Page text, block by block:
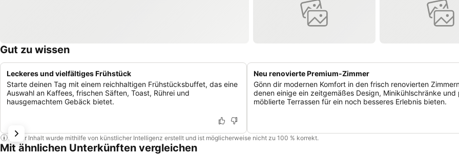
Gut zu wissen
Leckeres und vielfältiges Frühstück
Starte deinen Tag mit einem reichhaltigen Frühstücksbuffet, das eine
Auswahl an Kaffees, frischen Säften, Toast, Rührei und
hausgemachtem Gebäck bietet.
Neu renovierte Premium-Zimmer
Gönn dir modernen Komfort in den frisch renovierten
denen einige ein zeitgemäßes Design, Minikühlschränke und
möblierte Terrassen für ein noch besseres Erlebnis bieten.
Dieser Inhalt wurde mithilfe von künstlicher Intelligenz erstellt und ist möglicherweise nicht zu 100 % korrekt.
Mit ähnlichen Unterkünften vergleichen